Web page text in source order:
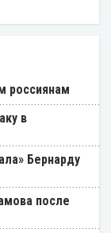
россиянам
в
Бернарду
после